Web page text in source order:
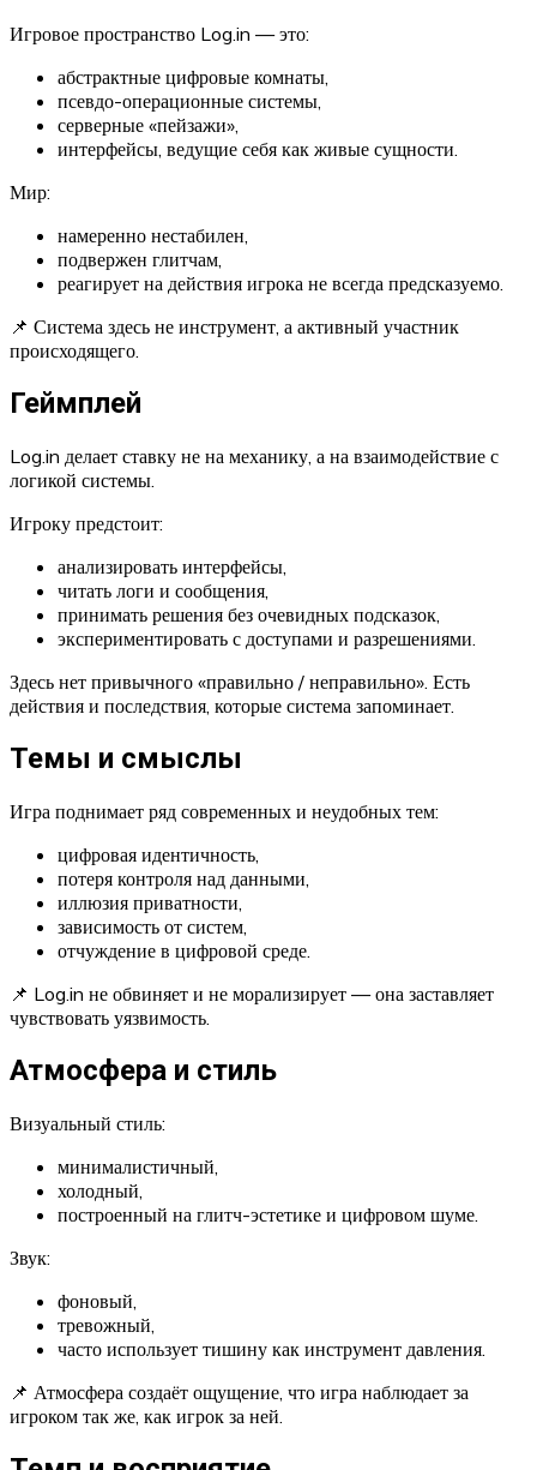
Игровое пространство Log.in — это:
абстрактные цифровые комнаты,
псевдо-операционные системы,
серверные «пейзажи»,
интерфейсы, ведущие себя как живые сущности.
Мир:
намеренно нестабилен,
подвержен глитчам,
реагирует на действия игрока не всегда предсказуемо.
📌 Система здесь не инструмент, а активный участник
происходящего.
Геймплей
Log.in делает ставку не на механику, а на взаимодействие с
логикой системы.
Игроку предстоит:
анализировать интерфейсы,
читать логи и сообщения,
принимать решения без очевидных подсказок,
экспериментировать с доступами и разрешениями.
Здесь нет привычного «правильно / неправильно». Есть
действия и последствия, которые система запоминает.
Темы и смыслы
Игра поднимает ряд современных и неудобных тем:
цифровая идентичность,
потеря контроля над данными,
иллюзия приватности,
зависимость от систем,
отчуждение в цифровой среде.
📌 Log.in не обвиняет и не морализирует — она заставляет
чувствовать уязвимость.
Атмосфера и стиль
Визуальный стиль:
минималистичный,
холодный,
построенный на глитч-эстетике и цифровом шуме.
Звук:
фоновый,
тревожный,
часто использует тишину как инструмент давления.
📌 Атмосфера создаёт ощущение, что игра наблюдает за
игроком так же, как игрок за ней.